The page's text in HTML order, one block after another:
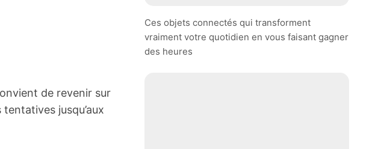
de revenir sur
jusqu’aux
Ces objets connectés qui transforment
vraiment votre quotidien en vous faisant gagner
des heures